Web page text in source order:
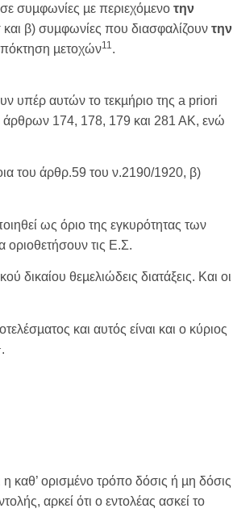
συµφωνίες µε περιεχόµενο την
β) συµφωνίες που διασφαλίζουν την
µετοχών11 .
υπέρ αυτών το τεκµήριο της a priori
άρθρων 174, 178, 179 και 281 ΑΚ, ενώ
του άρθρ.59 του ν.2190/1920, β)
ως όριο της εγκυρότητας των
τις Ε.Σ.
δικαίου θεµελιώδεις διατάξεις. Και οι
και αυτός είναι και ο κύριος
.
καθ’ ορισµένο τρόπο δόσις ή µη δόσις
αρκεί ότι ο εντολέας ασκεί το